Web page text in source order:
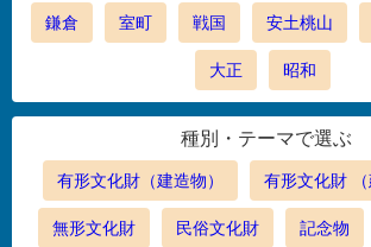
鎌倉 室町 戦国 安土桃山
大正 昭和
種別・テーマで選ぶ
有形文化財（建造物） 有形文化財 （
無形文化財 民俗文化財 記念物